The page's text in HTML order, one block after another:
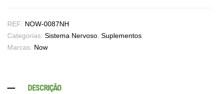
REF: NOW-0087NH
Categorias: Sistema Nervoso Suplementos
Marcas: Now
DESCRIÇÃO